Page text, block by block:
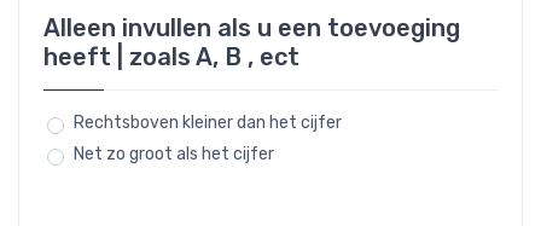
Alleen invullen als u een toevoeging
heeft | zoals A, B , ect
Rechtsboven kleiner dan het cijfer
Net zo groot als het cijfer